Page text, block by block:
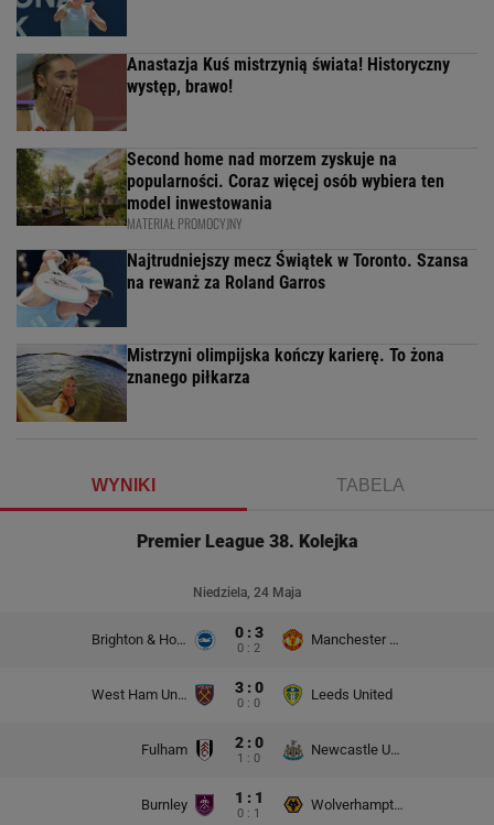
Anastazja Kuś mistrzynią świata! Historyczny
występ, brawo!
Second home nad morzem zyskuje na
popularności. Coraz więcej osób wybiera ten
model inwestowania
MATERIAŁ PROMOCYJNY
Najtrudniejszy mecz Świątek w Toronto. Szansa
na rewanż za Roland Garros
Mistrzyni olimpijska kończy karierę. To żona
znanego piłkarza
WYNIKI TABELA
Premier League 38. Kolejka
Niedziela, 24 Maja
Brighton & Hove Albion 0 : 3
0 : 2
Manchester United
West Ham United 3 : 0
0 : 0
Leeds United
Fulham 2 : 0
1 : 0
Newcastle United
Burnley 1 : 1
0 : 1
Wolverhampton Wanderers